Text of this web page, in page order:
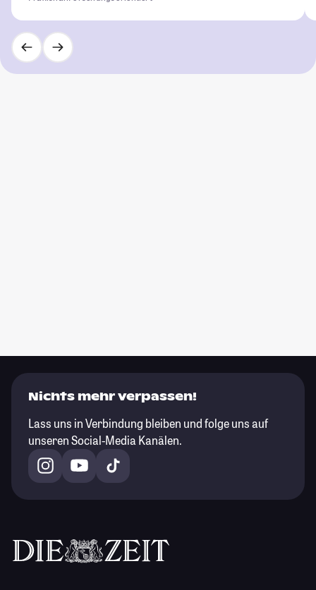
Nichts mehr verpassen!
Lass uns in Verbindung bleiben und folge uns auf
unseren Social-Media Kanälen.